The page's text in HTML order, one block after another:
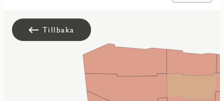
Tillbaka